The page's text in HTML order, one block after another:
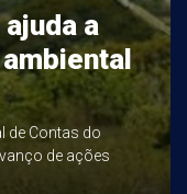
a
de Contas do
de ações